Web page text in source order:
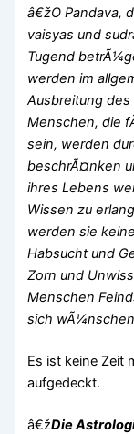
â€žO Pandava,
vaisyas und
Tugend
werden im
Ausbreitung
Menschen, die
sein, werden
beschrÃ¤nken
ihres Lebens
Wissen zu
werden sie
Habsucht und
Zorn und
Menschen
sich
Es ist keine Zeit
aufgedeckt.
â€žDie